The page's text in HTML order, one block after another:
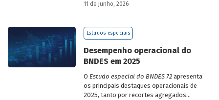
desigualdade de renda no Brasil, no
BNDES.
11 de junho, 2026
Estudos especiais
Desempenho operacional do
BNDES em 2025
O Estudo especial do BNDES 72 apresenta
os principais destaques operacionais de
2025, tanto por recortes agregados